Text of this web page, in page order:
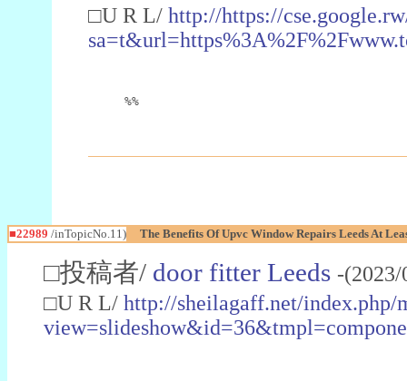
□U R L/ http://https://
%%
■22989 /inTopicNo.11) The Benefits Of Upvc Window Repairs Leeds At
□投稿者/ door fitter Leeds -
□U R L/ http://sheilagaff.net/index.php/